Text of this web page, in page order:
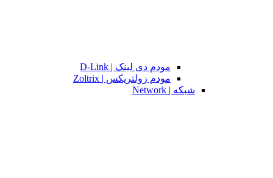
مودم دی لینک | D-Link
مودم زولتریکس | Zoltrix
شبکه | Network